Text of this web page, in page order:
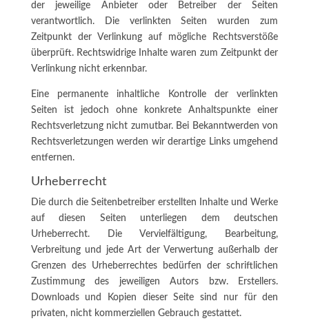
der jeweilige Anbieter oder Betreiber der Seiten
verantwortlich. Die verlinkten Seiten wurden zum
Zeitpunkt der Verlinkung auf mögliche Rechtsverstöße
überprüft. Rechtswidrige Inhalte waren zum Zeitpunkt der
Verlinkung nicht erkennbar.
Eine permanente inhaltliche Kontrolle der verlinkten
Seiten ist jedoch ohne konkrete Anhaltspunkte einer
Rechtsverletzung nicht zumutbar. Bei Bekanntwerden von
Rechtsverletzungen werden wir derartige Links umgehend
entfernen.
Urheberrecht
Die durch die Seitenbetreiber erstellten Inhalte und Werke
auf diesen Seiten unterliegen dem deutschen
Urheberrecht. Die Vervielfältigung, Bearbeitung,
Verbreitung und jede Art der Verwertung außerhalb der
Grenzen des Urheberrechtes bedürfen der schriftlichen
Zustimmung des jeweiligen Autors bzw. Erstellers.
Downloads und Kopien dieser Seite sind nur für den
privaten, nicht kommerziellen Gebrauch gestattet.